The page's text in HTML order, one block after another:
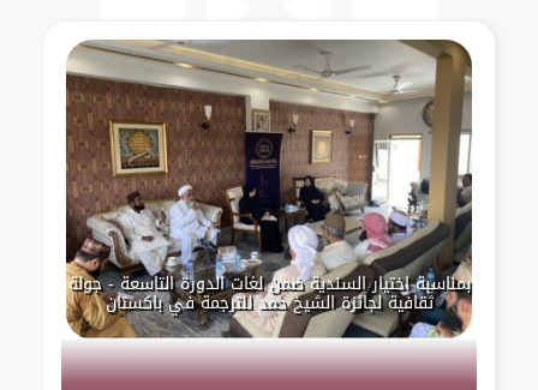
بمناسبة اختيار السندية ضمن لغات الدورة التاسعة - جولة
ثقافية لجائزة الشيخ حمد للترجمة في باكستان